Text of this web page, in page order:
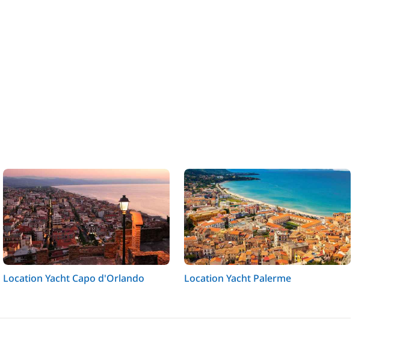
Location Yacht Capo d'Orlando Location Yacht Palerme